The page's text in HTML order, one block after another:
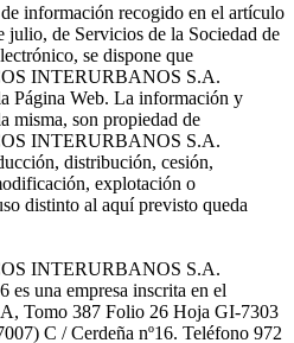
información recogido en el artículo
julio, de Servicios de la Sociedad de
se dispone que
INTERURBANOS S.A.
Página Web. La información y
misma, son propiedad de
INTERURBANOS S.A.
distribución, cesión,
explotación o
distinto al aquí previsto queda
INTERURBANOS S.A.
una empresa inscrita en el
Tomo 387 Folio 26 Hoja GI-7303
C / Cerdeña nº16. Teléfono 972